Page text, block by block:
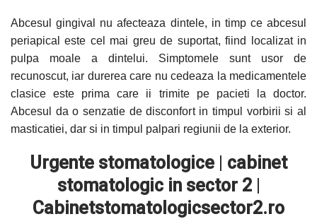
Abcesul gingival nu afecteaza dintele, in timp ce abcesul
periapical este cel mai greu de suportat, fiind localizat in
pulpa moale a dintelui. Simptomele sunt usor de
recunoscut, iar durerea care nu cedeaza la medicamentele
clasice este prima care ii trimite pe pacieti la doctor.
Abcesul da o senzatie de disconfort in timpul vorbirii si al
masticatiei, dar si in timpul palpari regiunii de la exterior.
Urgente stomatologice | cabinet
stomatologic in sector 2|
Cabinetstomatologicsector2.ro